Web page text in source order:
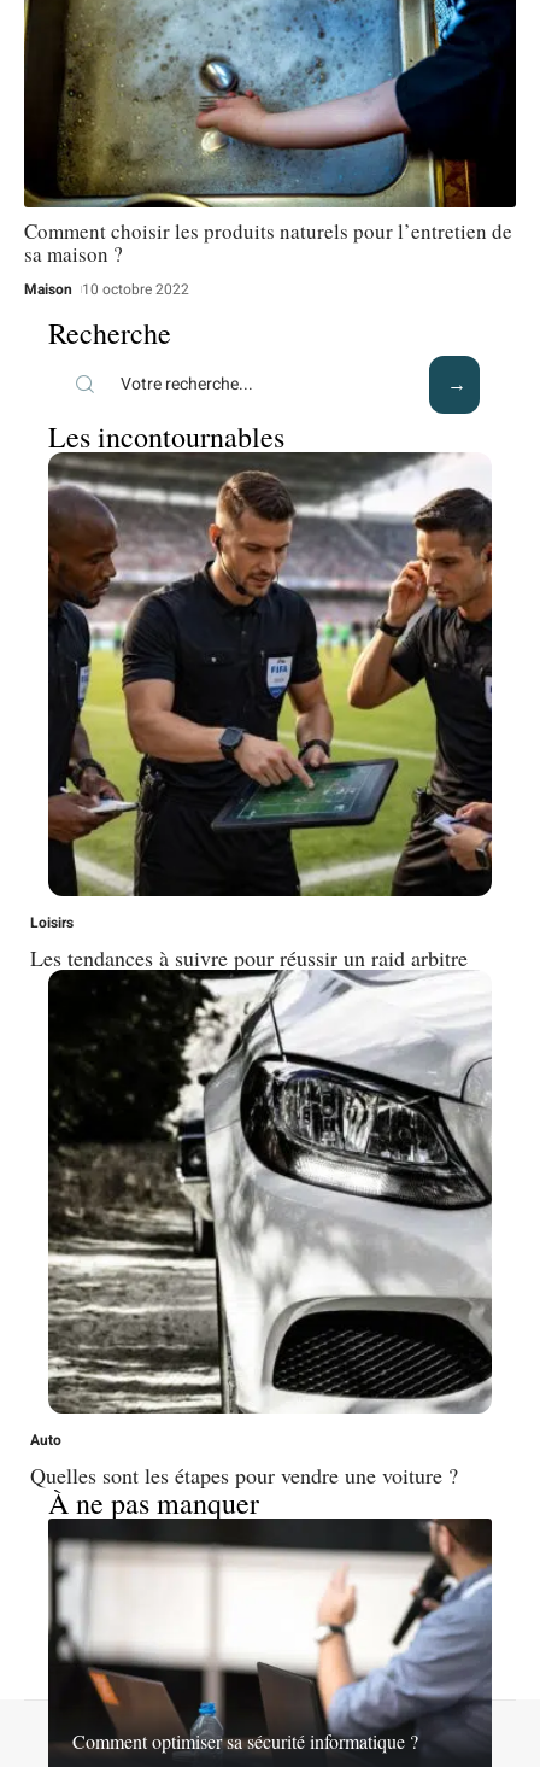
Comment choisir les produits naturels pour l’entretien de
sa maison ?
Maison 10 octobre 2022
Recherche
Les incontournables
Loisirs
Les tendances à suivre pour réussir un raid arbitre
Auto
Quelles sont les étapes pour vendre une voiture ?
À ne pas manquer
Comment optimiser sa sécurité informatique ?
Contact Mentions légales Sitemap